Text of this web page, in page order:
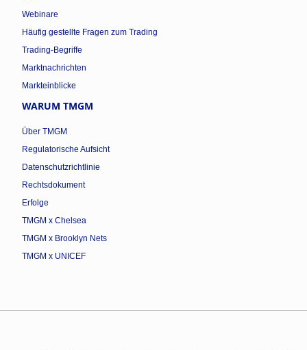
Webinare
Häufig gestellte Fragen zum Trading
Trading-Begriffe
Marktnachrichten
Markteinblicke
WARUM TMGM
Über TMGM
Regulatorische Aufsicht
Datenschutzrichtlinie
Rechtsdokument
Erfolge
TMGM x Chelsea
TMGM x Brooklyn Nets
TMGM x UNICEF